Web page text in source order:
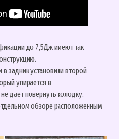
до 7,5Дж имеют так
задник установили второй
упирается в
дает повернуть колодку.
обзоре расположенным